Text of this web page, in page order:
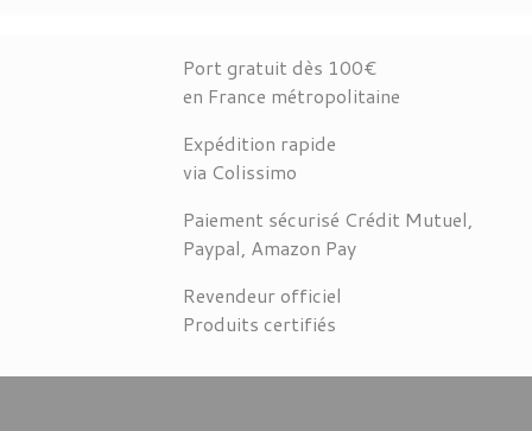
Port gratuit dès 100€
en France métropolitaine
Expédition rapide
via Colissimo
Paiement sécurisé Crédit Mutuel,
Paypal, Amazon Pay
Revendeur officiel
Produits certifiés